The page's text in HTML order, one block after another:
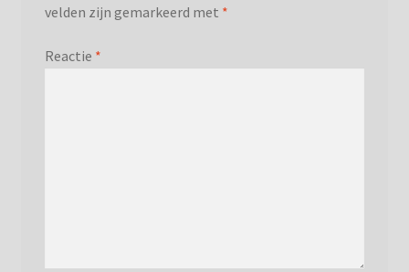
velden zijn gemarkeerd met *
Reactie *